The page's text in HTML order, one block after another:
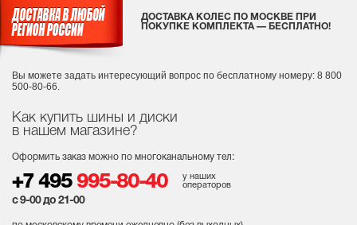
Как купить шины и диски
в нашем магазине?
Оформить заказ можно по многоканальному тел:
+7 495 995-80-40
у наших
операторов
с 9-00 до 21-00
ДОСТАВКА КОЛЕС ПО МОСКВЕ ПРИ
ПОКУПКЕ КОМПЛЕКТА — БЕСПЛАТНО!
Вы можете задать интересующий вопрос по бесплатному номеру: 8 800
500-80-66.